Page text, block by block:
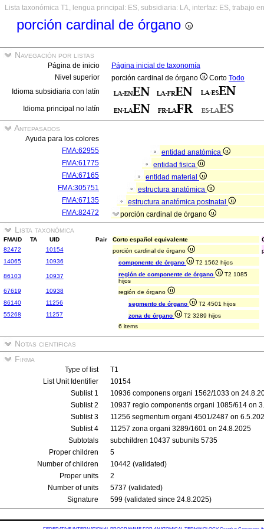
Lista taxonómica T1, lengua principal: ES, subsidiaria: LA, interfaz: ES, trabajo
porción cardinal de órgano
Navegación por listas
Página de inicio
Página inicial de taxonomía
Nivel superior
porción cardinal de órgano Corto Todo
Idioma subsidiaria con latín
Idioma principal no latín
Antepasados
Ayuda para los colores
FMA:62955
entidad anatómica
FMA:61775
entidad fisica
FMA:67165
entidad material
FMA:305751
estructura anatómica
FMA:67135
estructura anatómica postnatal
FMA:82472
porción cardinal de órgano
Lista taxonómica
FMAID TA UID Pair Corto español equivalente
82472
10154 porción cardinal de órgano
14065
10936 componente de órgano T2 1562 hijos
86103 10937 región de componente de órgano
T2 1085
hijos
67619
10938
región de órgano
86140
11256 segmento de órgano
T2 4501 hijos
55268
11257 zona de órgano
T2 3289 hijos
6 items
Notas cientificas
Firma
Type of list
T1
List Unit Identifier
10154
Sublist 1
10936 componens organi 1562/1033 on
Sublist 2
10937 regio componentis organi 1085/614 on
Sublist 3
11256 segmentum organi 4501/2487 on
Sublist 4
11257 zona organi 3289/1601 on 24.8.2025
Subtotals
subchildren 10437 subunits 5735
Proper children
5
Number of children
10442 (validated)
Proper units
2
Number of units
5737 (validated)
Signature
599 (validated since 24.8.2025)